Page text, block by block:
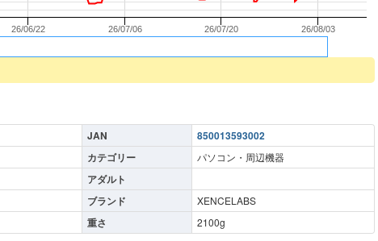
26/06/22 26/07/06 26/07/20 26/08/03
JAN
850013593002
カテゴリー パソコン・周辺機器
アダルト
ブランド XENCELABS
重さ 2100g